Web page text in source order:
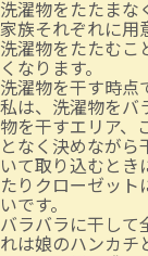
洗濯物をたたまな
家族それぞれに用
洗濯物をたたむこ
くなります。
洗濯物を干す時点
私は、洗濯物をバ
物を干すエリア、
となく決めながら
いて取り込むと
たりクローゼット
いです。
バラバラに干して
れは娘のハンカチ